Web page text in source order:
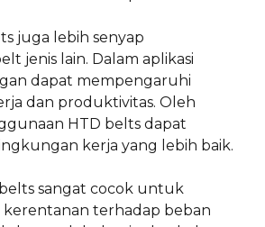
juga lebih senyap
jenis lain. Dalam aplikasi
dapat mempengaruhi
dan produktivitas. Oleh
HTD belts dapat
kerja yang lebih baik.
sangat cocok untuk
kerentanan terhadap beban